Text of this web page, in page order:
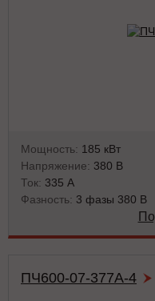
Мощность: 185 кВт
Напряжение: 380 В
Ток: 335 А
Фазность: 3 фазы 380 В
ПЧ600-07-377А-4